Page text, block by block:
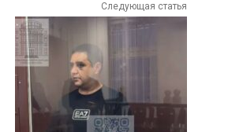
Следующая статья